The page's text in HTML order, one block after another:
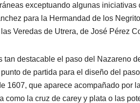
exceptuando algunas
para la Hermandad de los
Veredas de Utrera, de José Pérez
tan destacable el paso del Nazareno
de partida para el diseño del
1607, que aparece acompañado por
como la cruz de carey y plata o las